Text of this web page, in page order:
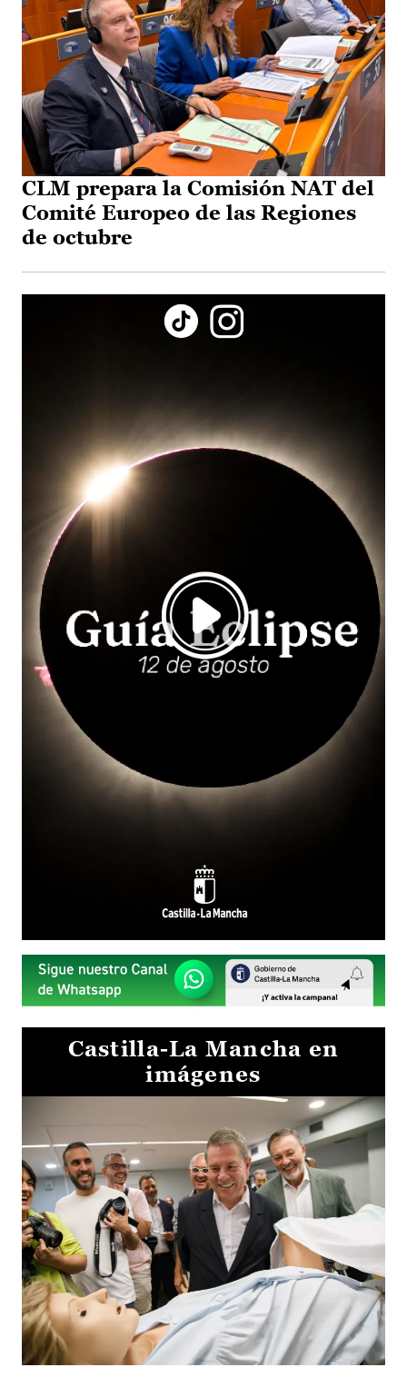
CLM prepara la Comisión NAT del
Comité Europeo de las Regiones
de octubre
Castilla-La Mancha en
imágenes